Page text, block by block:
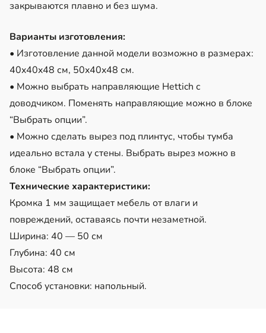
закрываются плавно и без шума.
Варианты изготовления:
• Изготовление данной модели возможно в размерах:
40x40x48 см, 50x40x48 см.
• Можно выбрать направляющие Hettich с
доводчиком. Поменять направляющие можно в блоке
“Выбрать опции”.
• Можно сделать вырез под плинтус, чтобы тумба
идеально встала у стены. Выбрать вырез можно в
блоке “Выбрать опции”.
Технические характеристики:
Кромка 1 мм защищает мебель от влаги и
повреждений, оставаясь почти незаметной.
Ширина: 40 — 50 см
Глубина: 40 см
Высота: 48 см
Способ установки: напольный.